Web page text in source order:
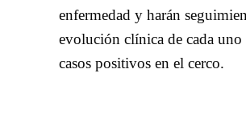
enfermedad y harán
evolución clínica de cada uno
casos positivos en el cerco.